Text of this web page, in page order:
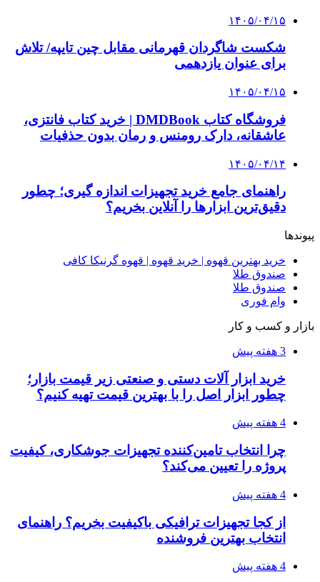
۱۴۰۵/۰۴/۱۵
شکست شاگردان قهرمانی مقابل چین تایپه/ تلاش
برای عنوان یازدهمی
۱۴۰۵/۰۴/۱۵
فروشگاه کتاب DMDBook | خرید کتاب فانتزی،
عاشقانه، دارک رومنس و رمان بدون حذفیات
۱۴۰۵/۰۴/۱۴
راهنمای جامع خرید تجهیزات اندازه گیری؛ چطور
دقیق‌ترین ابزارها را آنلاین بخریم؟
پیوندها
خرید بهترین قهوه | خرید قهوه | قهوه گرنیکا کافی
صندوق طلا
صندوق طلا
وام فوری
بازار و کسب و کار
3 هفته پیش
خرید ابزار آلات دستی و صنعتی زیر قیمت بازار؛
چطور ابزار اصل را با بهترین قیمت تهیه کنیم؟
4 هفته پیش
چرا انتخاب تامین‌کننده تجهیزات جوشکاری، کیفیت
پروژه را تعیین می‌کند؟
4 هفته پیش
از کجا تجهیزات ترافیکی باکیفیت بخریم؟ راهنمای
انتخاب بهترین فروشنده
4 هفته پیش